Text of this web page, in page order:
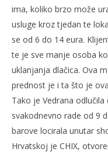
ima, koliko brzo može
usluge kroz tjedan te
se od 6 do 14 eura.
te je sve manje osoba
uklanjanja dlačica. Ova
prednost je i ta što je
Tako je Vedrana odlučila
svakodnevno rade od 9
barove locirala unutar
Hrvatskoj je CHIX,